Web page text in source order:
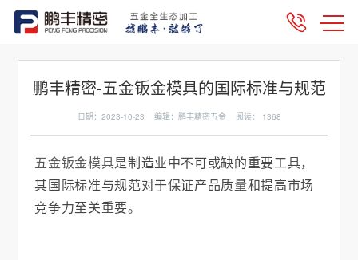
鹏丰精密-五金钣金模具的国际标准与规范
日期：2023-10-23 编辑：鹏丰精密五金 阅读： 1368
五金钣金模具是制造业中不可或缺的重要工具，
其国际标准与规范对于保证产品质量和提高市场
竞争力至关重要。